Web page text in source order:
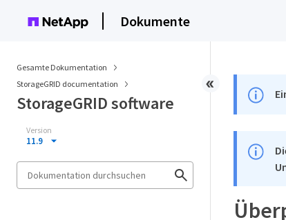
Dokumente
Gesamte Dokumentation
StorageGRID documentation
StorageGRID software
Version
11.9